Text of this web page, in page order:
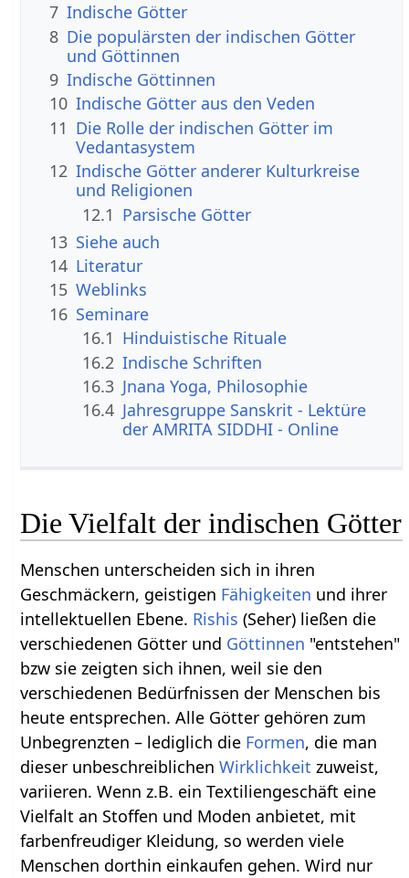
7 Indische Götter
8 Die populärsten der indischen Götter
und Göttinnen
9 Indische Göttinnen
10 Indische Götter aus den Veden
11 Die Rolle der indischen Götter im
Vedantasystem
12 Indische Götter anderer Kulturkreise
und Religionen
12.1 Parsische Götter
13 Siehe auch
14 Literatur
15 Weblinks
16 Seminare
16.1 Hinduistische Rituale
16.2 Indische Schriften
16.3 Jnana Yoga, Philosophie
16.4 Jahresgruppe Sanskrit - Lektüre
der AMRITA SIDDHI - Online
Die Vielfalt der indischen Götter
Menschen unterscheiden sich in ihren
Geschmäckern, geistigen Fähigkeiten und ihrer
intellektuellen Ebene. Rishis (Seher) ließen die
verschiedenen Götter und Göttinnen "entstehen"
bzw sie zeigten sich ihnen, weil sie den
verschiedenen Bedürfnissen der Menschen bis
heute entsprechen. Alle Götter gehören zum
Unbegrenzten – lediglich die Formen, die man
dieser unbeschreiblichenWirklichkeit zuweist,
variieren. Wenn z.B. ein Textiliengeschäft eine
Vielfalt an Stoffen und Moden anbietet, mit
farbenfreudiger Kleidung, so werden viele
Menschen dorthin einkaufen gehen. Wird nur